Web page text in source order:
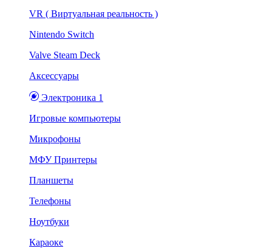
VR ( Виртуальная реальность )
Nintendo Switch
Valve Steam Deck
Аксессуары
Электроника 1
Игровые компьютеры
Микрофоны
МФУ Принтеры
Планшеты
Телефоны
Ноутбуки
Караоке